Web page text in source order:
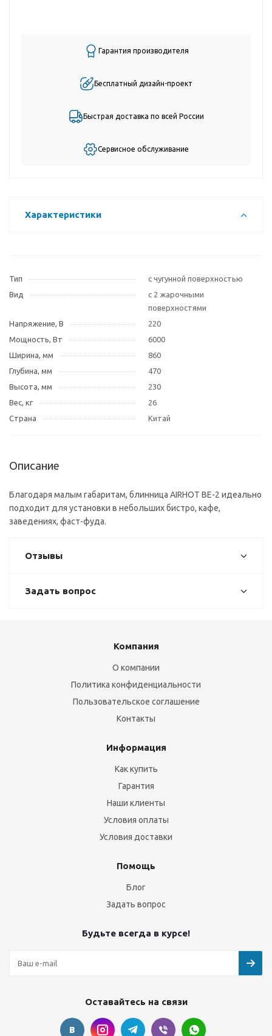
Гарантия производителя
Бесплатный дизайн-проект
Быстрая доставка по всей России
Сервисное обслуживание
Характеристики
Тип
с чугунной поверхностью
Вид
с 2 жарочными
поверхностями
Напряжение, В
220
Мощность, Вт
6000
Ширина, мм
860
Глубина, мм
470
Высота, мм
230
Вес, кг
26
Страна
Китай
Описание
Благодаря малым габаритам, блинница AIRHOT BE-2 идеально
подходит для установки в небольших бистро, кафе,
заведениях, фаст-фуда.
Отзывы
Задать вопрос
Компания
О компании
Политика конфиденциальности
Пользовательское соглашение
Контакты
Информация
Как купить
Гарантия
Наши клиенты
Условия оплаты
Условия доставки
Помощь
Блог
Задать вопрос
Будьте всегда в курсе!
Оставайтесь на связи